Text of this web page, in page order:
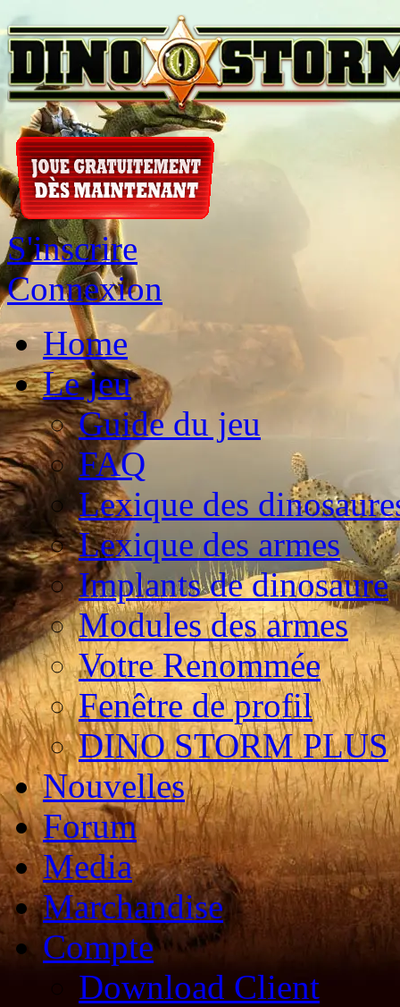
S'inscrire
Connexion
Home
Le jeu
Guide du jeu
FAQ
Lexique des
Lexique des armes
Implants de dinosaure
Modules des armes
Votre Renommée
Fenêtre de profil
DINO STORM PLUS
Nouvelles
Forum
Media
Marchandise
Compte
Download Client